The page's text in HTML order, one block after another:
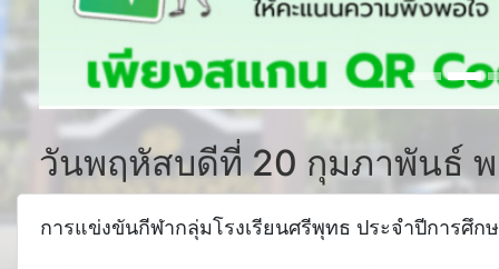
วันพฤหัสบดีที่ 20 กุมภาพันธ์
การแข่งขันกีฬากลุ่มโรงเรียนศรีพุทธ ประจำปีการศึก